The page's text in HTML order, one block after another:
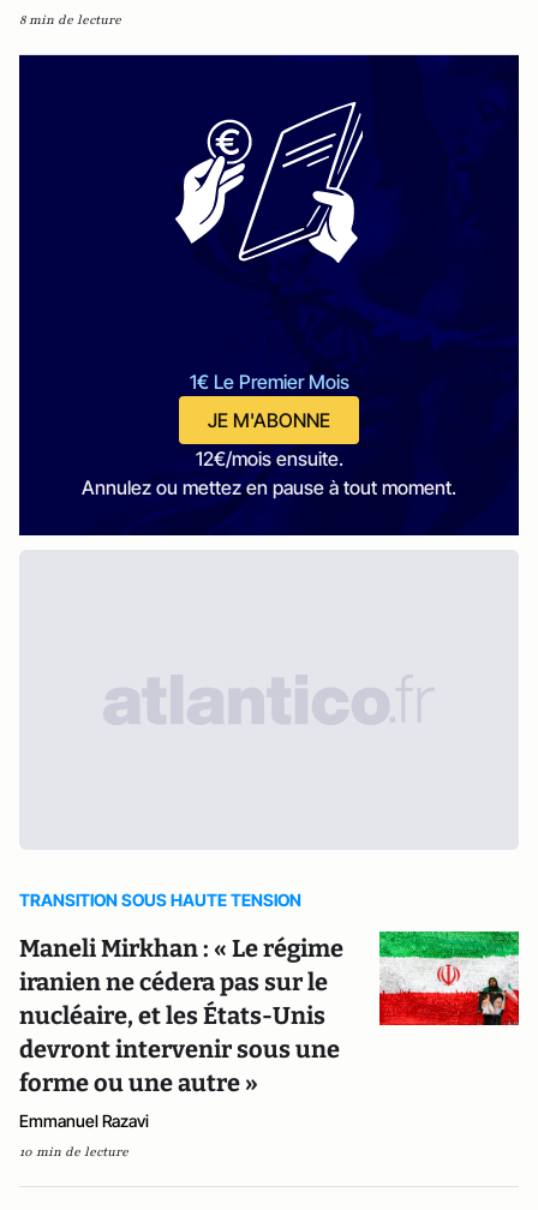
8 min de lecture
1€ Le Premier Mois
JE M'ABONNE
12€/mois ensuite.
Annulez ou mettez en pause à tout moment.
TRANSITION SOUS HAUTE TENSION
Maneli Mirkhan : « Le régime
iranien ne cédera pas sur le
nucléaire, et les États-Unis
devront intervenir sous une
forme ou une autre »
Emmanuel Razavi
10 min de lecture